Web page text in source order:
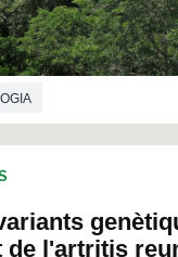
de l'artritis